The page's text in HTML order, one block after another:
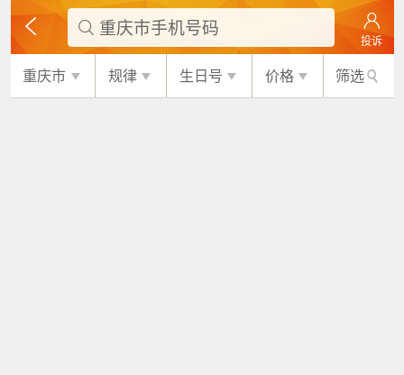
 重庆市手机号码
投诉
重庆市 规律 生日号 价格 筛选